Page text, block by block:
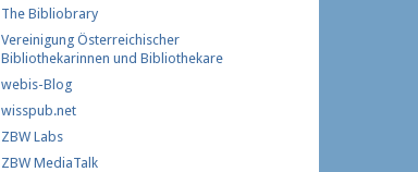
The Bibliobrary
Vereinigung Österreichischer
Bibliothekarinnen und Bibliothekare
webis-Blog
wisspub.net
ZBW Labs
ZBW MediaTalk